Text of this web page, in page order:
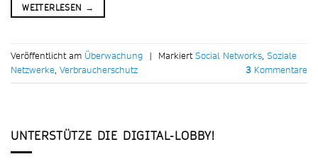
WEITERLESEN →
Veröffentlicht am Überwachung | MarkiertSocial Networks, Soziale
Netzwerke, Verbraucherschutz 3 Kommentare
UNTERSTÜTZE DIE DIGITAL-LOBBY!